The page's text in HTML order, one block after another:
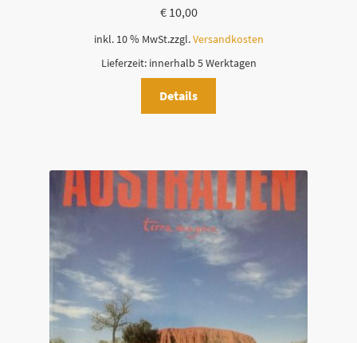
€10,00
inkl. 10 % MwSt.zzgl.Versandkosten
Lieferzeit: innerhalb 5 Werktagen
Details